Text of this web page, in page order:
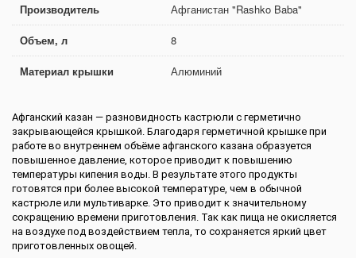
Производитель Афганистан "Rashko Baba"
Объем, л 8
Материал крышки Алюминий
Афганский казан — разновидность кастрюли с герметично
закрывающейся крышкой. Благодаря герметичной крышке при
работе во внутреннем объёме афганского казана образуется
повышенное давление, которое приводит к повышению
температуры кипения воды. В результате этого продукты
готовятся при более высокой температуре, чем в обычной
кастрюле или мультиварке. Это приводит к значительному
сокращению времени приготовления. Так как пища не окисляется
на воздухе под воздействием тепла, то сохраняется яркий цвет
приготовленных овощей.